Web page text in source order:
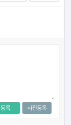
사진등록
등록